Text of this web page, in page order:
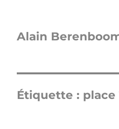
Alain
Étiquette : place